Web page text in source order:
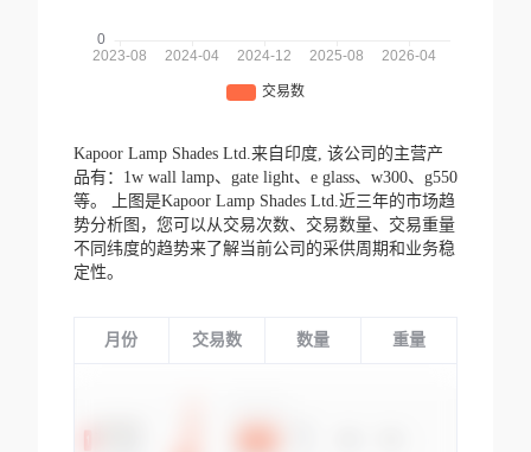
Kapoor Lamp Shades Ltd.来自印度, 该公司的主营产
品有：1w wall lamp、gate light、e glass、w300、g550
等。
上图是Kapoor Lamp Shades Ltd.近三年的市场趋
势分析图，您可以从交易次数、交易数量、交易重量
不同纬度的趋势来了解当前公司的采供周期和业务稳
定性。
月份 交易数 数量 重量